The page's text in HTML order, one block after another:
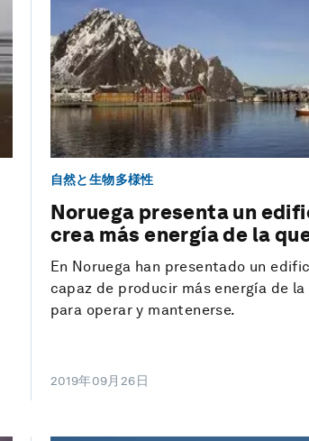
自然と生物多様性
Noruega presenta un
crea más energía de la
En Noruega han presentado un
capaz de producir más energía de la
para operar y mantenerse.
2019年09月26日